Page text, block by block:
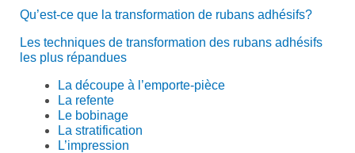
Qu’est-ce que la transformation de rubans adhésifs?
Les techniques de transformation des rubans adhésifs
les plus répandues
La découpe à l’emporte-pièce
La refente
Le bobinage
La stratification
L’impression